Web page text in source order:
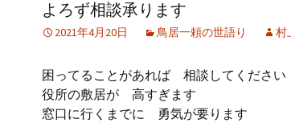
記事（51）～
アーカイブ（４）
記事（151）～
論文
アーカイブ（４）
講演録 社会福祉セミナ
よろず相談承ります
2021年4月20日 鳥居一頼の世語り 村
困ってることがあれば 相談してください
役所の敷居が 高すぎます
窓口に行くまでに 勇気が要ります